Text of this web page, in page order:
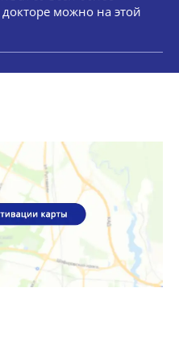
можно на этой